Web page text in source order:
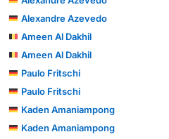
Alexandre Azevedo
Ameen Al Dakhil
Ameen Al Dakhil
Paulo Fritschi
Paulo Fritschi
Kaden Amaniampong
Kaden Amaniampong